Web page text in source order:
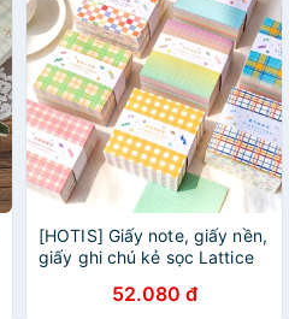
[HOTIS] Giấy note, giấy nền,
giấy ghi chú kẻ sọc Lattice
52.080 đ